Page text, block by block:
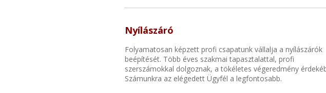
Nyílászáró
Folyamatosan képzett profi csapatunk vállalja a nyílászárók
beépítését. Több éves szakmai tapasztalattal, profi
szerszámokkal dolgoznak, a tökéletes végeredmény
Számunkra az elégedett Ügyfél a legfontosabb.